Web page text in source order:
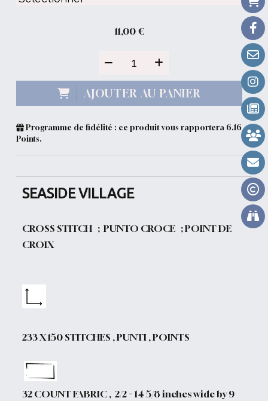
11,00 €
AJOUTER AU PANIER
Programme de fidélité : ce produit vous rapportera 6.16
Points.
SEASIDE VILLAGE
CROSS STITCH ; PUNTO CROCE ; POINT DE
CROIX
233 X 150 STITCHES , PUNTI , POINTS
32 COUNT FABRIC , 2/2 = 14 5/8 inches wide by 9